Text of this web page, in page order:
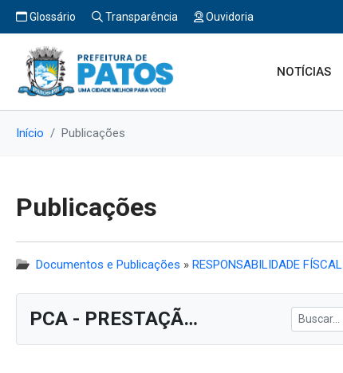
Glossário Transparência Ouvidoria
NOTÍCIAS
Início Publicações
Publicações
Documentos e Publicações » RESPONSABILIDADE FÍSCAL
PCA - PRESTAÇÃO DE CONTAS ANUAIS